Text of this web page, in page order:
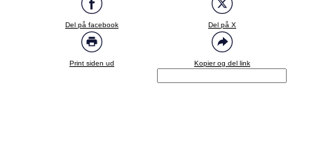
Del på facebook Del på X
Print siden ud Kopier og del link